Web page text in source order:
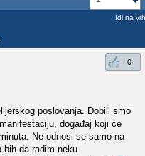
Idi na vrh
0
poslovanja. Dobili smo
događaj koji će
Ne odnosi se samo na
da radim neku